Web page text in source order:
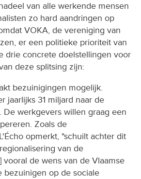
van alle werkende mensen
zo hard aandringen op
VOKA, de vereniging van
er een politieke prioriteit van
drie concrete doelstellingen voor
deze splitsing zijn:
bezuinigingen mogelijk.
jaarlijks 31 miljard naar de
De werkgevers willen graag een
Zoals de
opmerkt, "schuilt achter dit
van de
vooral de wens van de Vlaamse
bezuinigen op de sociale